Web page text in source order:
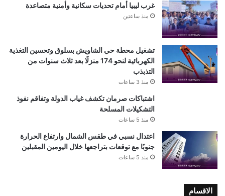
غرب ليبيا أمام تحديات سكانية وأمنية متصاعدة
منذ ساعتين
تشغيل محطة حي الشاويش بسلوق وتحسين التغذية
الكهربائية لنحو 174 منزلًا بعد ثلاث سنوات من
التذبذب
منذ 3 ساعات
اشتباكات صرمان تكشف غياب الدولة وتفاقم نفوذ
التشكيلات المسلحة
منذ 5 ساعات
اعتدال نسبي في طقس الشمال وارتفاع الحرارة
جنوبًا مع توقعات بتراجعها خلال اليومين المقبلين
منذ 5 ساعات
الاقسام